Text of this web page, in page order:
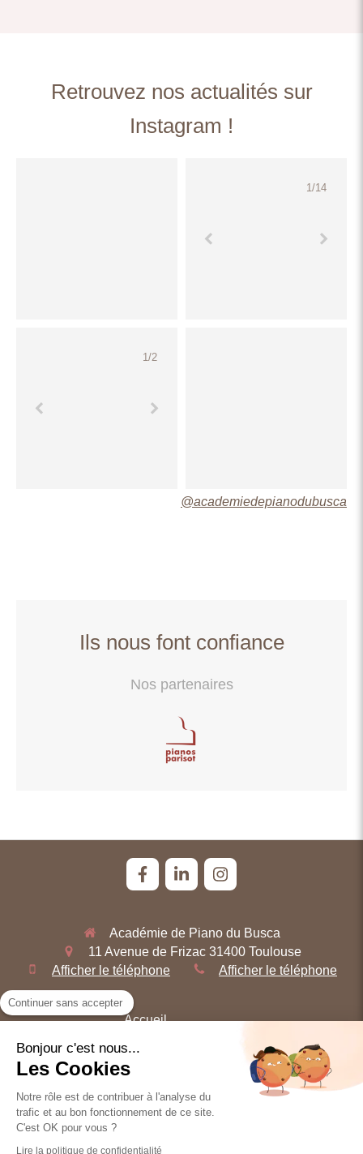
Retrouvez nos actualités sur
Instagram !
1/14
1/2
@academiedepianodubusca
Ils nous font confiance
Nos partenaires
Académie de Piano du Busca
11 Avenue de Frizac 31400 Toulouse
Afficher le téléphone
Afficher le téléphone
Accueil
Qui sommes-nous ?
Les Cours
Actualités
Continuer sans accepter
Bonjour c'est nous...
Les Cookies
Notre rôle est de contribuer à l'analyse du
trafic et au bon fonctionnement de ce site.
C'est OK pour vous ?
Lire la politique de confidentialité